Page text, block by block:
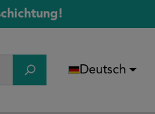
Deutsch